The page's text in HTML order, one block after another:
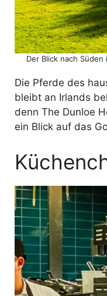
Der Blick nach
Die Pferde des
bleibt an Irlands
denn The Dunloe
ein Blick auf das